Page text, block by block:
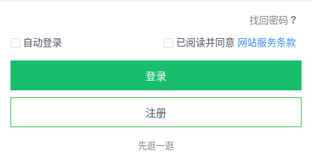
找回密码
自动登录
已阅读并同意 网站服务条款
登录
注册
先逛一逛